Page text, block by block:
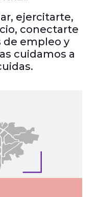
ejercitarte,
conectarte
empleo y
cuidamos a